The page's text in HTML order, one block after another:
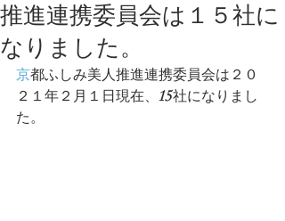
推進連携委員会は１５社に
なりました。
京都ふしみ美人推進連携委員会は２０
２１年２月１日現在、 15社になりまし
た。